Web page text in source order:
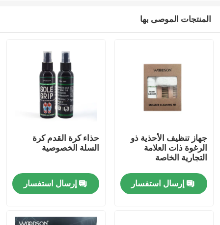
المنتجات الموصى بها
جهاز تنظيف الأحذية ذو
الرغوة ذات العلامة
التجارية الخاصة
إرسال استفسار
حذاء كرة القدم كرة
السلة الخصوصية
إرسال استفسار